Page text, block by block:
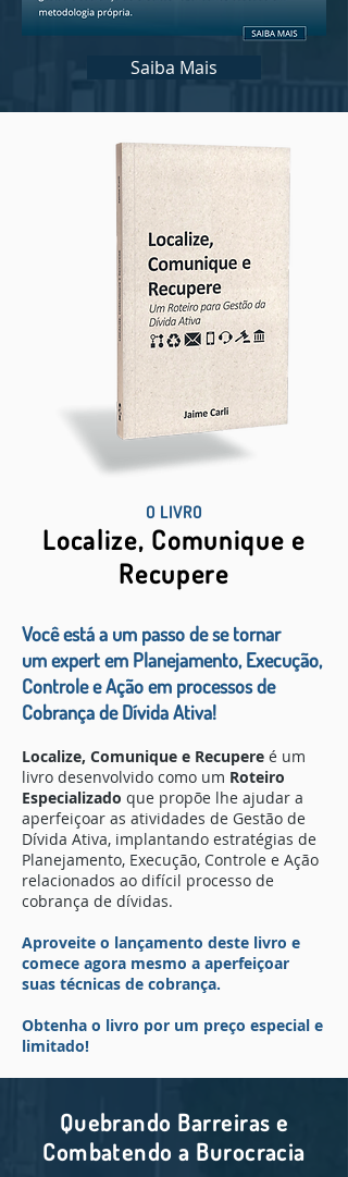
O LIVRO
Localize, Comunique e
Recupere
Você está a um passo de se tornar
um expert em Planejamento, Execução,
Controle e Ação em processos de
Cobrança de Dívida Ativa!
Localize, Comunique e Recupere é um
livro desenvolvido como um Roteiro
Especializado que propõe lhe ajudar a
aperfeiçoar as atividades de Gestão de
Dívida Ativa, implantando estratégias de
Planejamento, Execução, Controle e Ação
relacionados ao difícil processo de
cobrança de dívidas.
Aproveite o lançamento deste livro e
comece agora mesmo a aperfeiçoar
suas técnicas de cobrança.
Obtenha o livro por um preço especial e
limitado!
Quebrando Barreiras e
Combatendo a Burocracia
Saiba Mais